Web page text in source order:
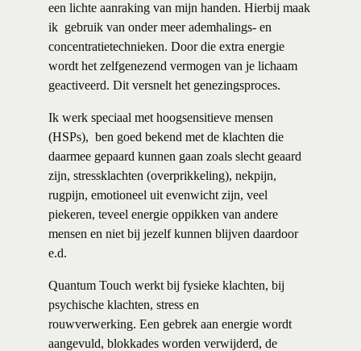
een lichte aanraking van mijn handen. Hierbij maak
ik gebruik van onder meer ademhalings- en
concentratietechnieken. Door die extra energie
wordt het zelfgenezend vermogen van je lichaam
geactiveerd. Dit versnelt het genezingsproces.
Ik werk speciaal met hoogsensitieve mensen
(HSPs), ben goed bekend met de klachten die
daarmee gepaard kunnen gaan zoals slecht geaard
zijn, stressklachten (overprikkeling), nekpijn,
rugpijn, emotioneel uit evenwicht zijn, veel
piekeren, teveel energie oppikken van andere
mensen en niet bij jezelf kunnen blijven daardoor
e.d.
Quantum Touch werkt bij fysieke klachten, bij
psychische klachten, stress en
rouwverwerking. Een gebrek aan energie wordt
aangevuld, blokkades worden verwijderd, de